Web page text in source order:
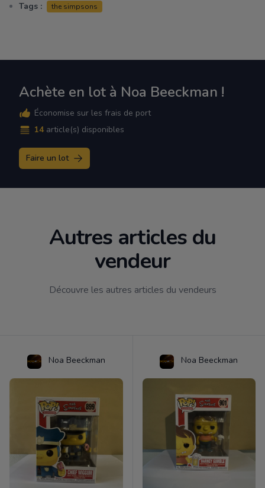
Tags :
the simpsons
Achète en lot à Noa Beeckman !
Économise sur les frais de port
14 article(s) disponibles
Faire un lot
Autres articles du
vendeur
Découvre les autres articles du vendeurs
Noa Beeckman Noa Beeckman